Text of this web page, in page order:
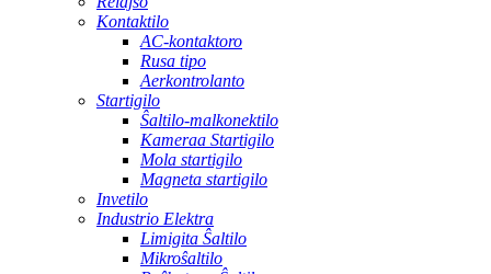
Kontaktilo
AC-kontaktoro
Rusa tipo
Aerkontrolanto
Startigilo
Ŝaltilo-malkonektilo
Kameraa Startigilo
Mola startigilo
Magneta startigilo
Invetilo
Industrio Elektra
Limigita Ŝaltilo
Mikroŝaltilo